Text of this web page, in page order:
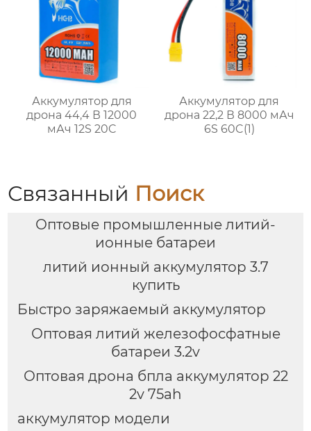
Аккумулятор для
дрона 44,4 В 12000
мАч 12S 20C
Аккумулятор для
дрона 22,2 В 8000 мАч
6S 60C(1)
Связанный Поиск
Оптовые промышленные литий-
ионные батареи
литий ионный аккумулятор 3.7
купить
Быстро заряжаемый аккумулятор
Оптовая литий железофосфатные
батареи 3.2v
Оптовая дрона бпла аккумулятор 22
2v 75ah
аккумулятор модели